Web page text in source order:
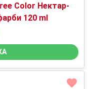
Color Нектар-
120 ml